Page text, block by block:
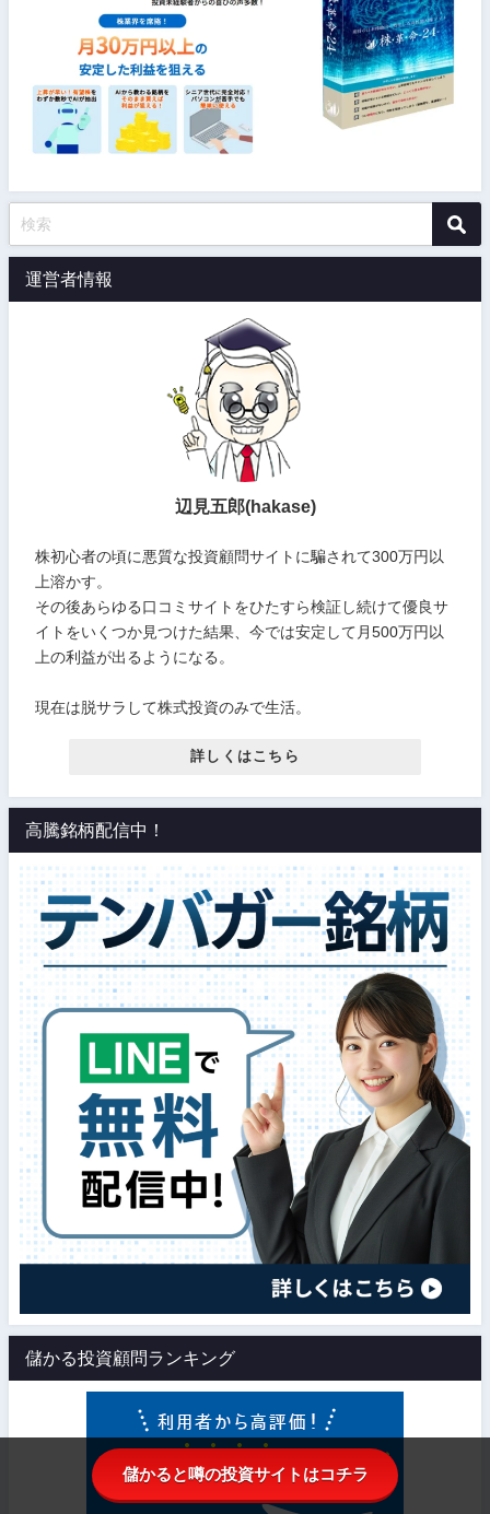
運営者情報
辺見五郎(hakase)
株初心者の頃に悪質な投資顧問サイトに騙されて300万円以
上溶かす。
その後あらゆる口コミサイトをひたすら検証し続けて優良サ
イトをいくつか見つけた結果、今では安定して月500万円以
上の利益が出るようになる。
現在は脱サラして株式投資のみで生活。
詳しくはこちら
高騰銘柄配信中！
儲かる投資顧問ランキング
儲かると噂の投資サイトはコチラ